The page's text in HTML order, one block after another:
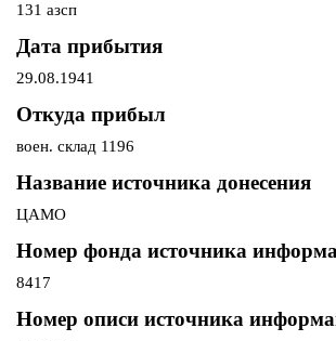
131 азсп
Дата прибытия
29.08.1941
Откуда прибыл
воен. склад 1196
Название источника донесения
ЦАМО
Номер фонда источника
8417
Номер описи источника